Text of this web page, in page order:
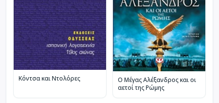
Κόντσα και Ντολόρες
Ο Μέγας Αλέξανδρος και οι
αετοί της Ρώμης